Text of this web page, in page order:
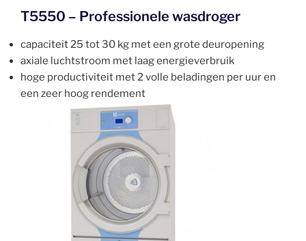
T5550 – Professionele wasdroger
capaciteit 25 tot 30 kg met een grote deuropening
axiale luchtstroom met laag energieverbruik
hoge productiviteit met 2 volle beladingen per uur en
een zeer hoog rendement